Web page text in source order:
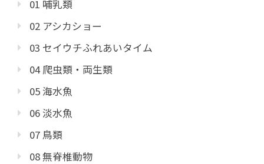
01 哺乳類
02 アシカショー
03 セイウチふれあいタイム
04 爬虫類・両生類
05 海水魚
06 淡水魚
07 鳥類
08 無脊椎動物